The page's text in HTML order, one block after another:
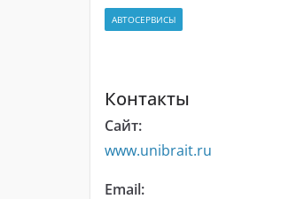
АВТОСЕРВИСЫ
Контакты
Сайт:
www.unibrait.ru
Email: